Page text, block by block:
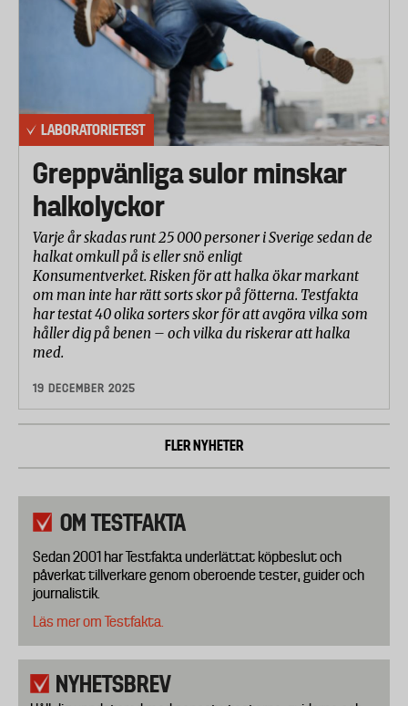
LABORATORIETEST
Greppvänliga sulor minskar
halkolyckor
Varje år skadas runt 25 000 personer i Sverige sedan de
halkat omkull på is eller snö enligt
Konsumentverket. Risken för att halka ökar markant
om man inte har rätt sorts skor på fötterna. Testfakta
har testat 40 olika sorters skor för att avgöra vilka som
håller dig på benen – och vilka du riskerar att halka
med.
19 DECEMBER 2025
FLER NYHETER
OM TESTFAKTA
Sedan 2001 har Testfakta underlättat köpbeslut och
påverkat tillverkare genom oberoende tester, guider och
journalistik.
Läs mer om Testfakta.
NYHETSBREV